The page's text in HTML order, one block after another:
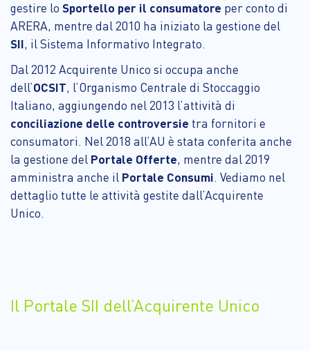
gestire lo Sportello per il consumatore per conto di
ARERA, mentre dal 2010 ha iniziato la gestione del
SII, il Sistema Informativo Integrato.
Dal 2012 Acquirente Unico si occupa anche
dell’OCSIT, l’Organismo Centrale di Stoccaggio
Italiano, aggiungendo nel 2013 l’attività di
conciliazione delle controversie tra fornitori e
consumatori. Nel 2018 all’AU è stata conferita anche
la gestione del Portale Offerte, mentre dal 2019
amministra anche il Portale Consumi. Vediamo nel
dettaglio tutte le attività gestite dall’Acquirente
Unico.
Il Portale SII dell’Acquirente Unico